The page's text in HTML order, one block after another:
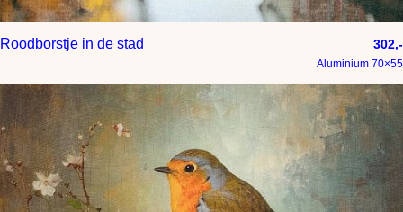
Roodborstje in de stad 302,-
Aluminium 70×55